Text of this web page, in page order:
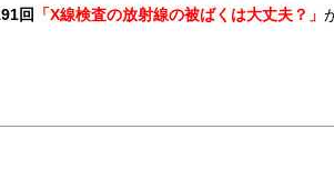
回 「X線検査の放射線の被ばくは大丈夫？」